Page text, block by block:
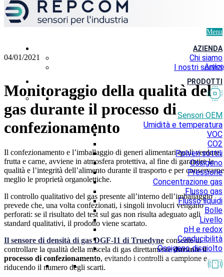
Menu
AZIENDA
Chi siamo
I nostri servizi
PRODOTTI
Sensori OEM
Umidità e temperatura
VOC
CO2
Polveri sottili
Ossigeno
Pressione
Concentrazione gas
Flusso gas
Flusso liquidi
Bolle
Livello
pH e redox
Conducibilità
Ossigeno disciolto
04/01/2021
Monitoraggio della qualità del
gas durante il processo di
confezionamento
Il confezionamento e l’imballaggio di generi alimentari quali verdure,
frutta e carne, avviene in atmosfera protettiva, al fine di garantire la
qualità e l’integrità dell’alimento durante il trasporto e per conservarne
meglio le proprietà organolettiche.
Il controllo qualitativo del gas presente all’interno dell’imballaggio
prevede che, una volta confezionati, i singoli involucri vengano
perforati: se il risultato del test sul gas non risulta adeguato agli
standard qualitativi, il prodotto viene scartato.
Il sensore di densità di gas DGF-I1 di Truedyne consente di
controllare la qualità della miscela di gas direttamentedurante il
processo di confezionamento, evitando i controlli a campione e
riducendo il numero degli scarti.